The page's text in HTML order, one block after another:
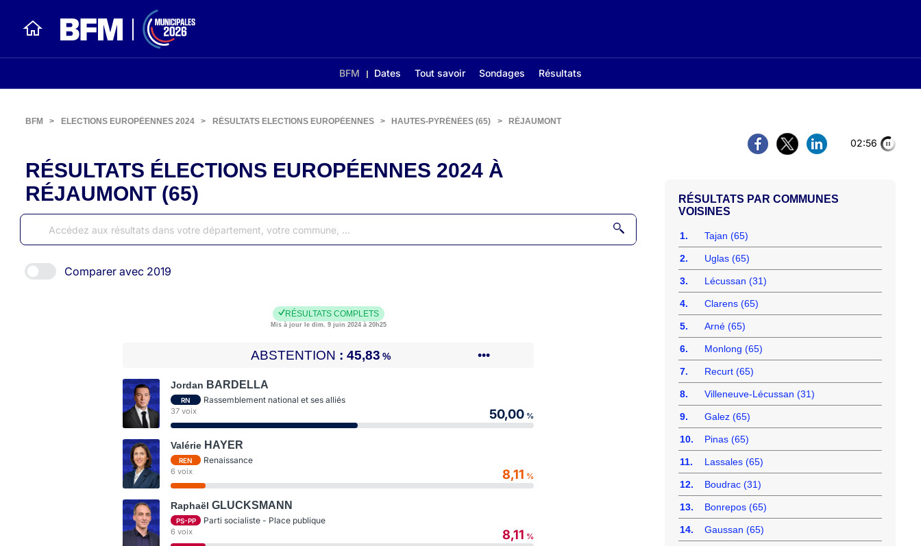
BFM Dates Tout savoir Sondages Résultats
02:56
BFM > ELECTIONS EUROPÉENNES 2024 > RÉSULTATS ELECTIONS EUROPÉENNES > HAUTES-PYRÉNÉES (65) > RÉJAUMONT
RÉSULTATS ÉLECTIONS EUROPÉENNES 2024 À
RÉJAUMONT (65)
Comparer avec 2019
RÉSULTATS COMPLETS
Mis à jour le dim. 9 juin 2024 à 20h25
ABSTENTION 45,83 % •••
Jordan BARDELLA
RN Rassemblement national et ses alliés
37 voix 50,00 %
Valérie HAYER
REN Renaissance
6 voix 8,11 %
RaphaëlGLUCKSMANN
PS-PP Parti socialiste - Place publique
6 voix 8,11 %
COMMUNES
VOISINES
1. Tajan (65)
2. Uglas (65)
3. Lécussan (31)
4. Clarens (65)
5. Arné (65)
6. Monlong (65)
7. Recurt (65)
8. Villeneuve-Lécussan (31)
9. Galez (65)
10. Pinas (65)
11. Lassales (65)
12. Boudrac (31)
13. Bonrepos (65)
14. Gaussan (65)